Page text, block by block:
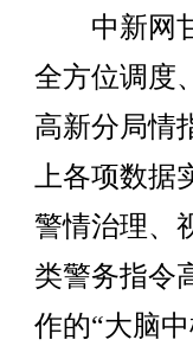
中新网甘
全方位调度
高新分局情
上各项数
警情治理、
类警务指令
作的“大脑